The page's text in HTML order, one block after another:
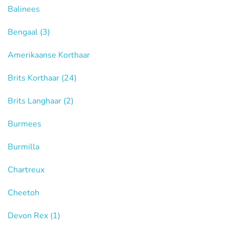
Balinees
Bengaal (3)
Amerikaanse Korthaar
Brits Korthaar (24)
Brits Langhaar (2)
Burmees
Burmilla
Chartreux
Cheetoh
Devon Rex (1)